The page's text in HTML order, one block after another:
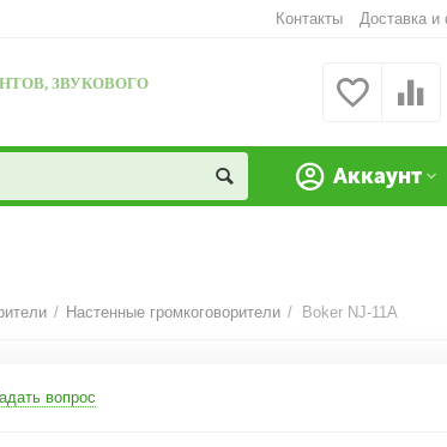
Контакты Доставка и
ЗВУКОВОГО
Аккаунт
/ Настенные громкоговорители / Boker NJ-11A
вопрос